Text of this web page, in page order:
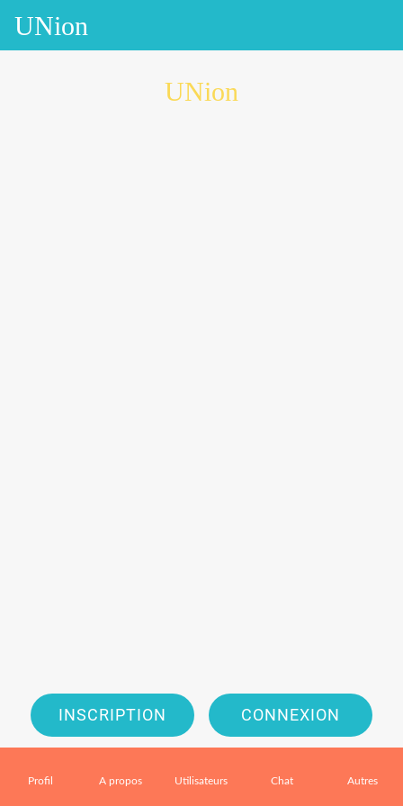
UNion
UNion
INSCRIPTION CONNEXION
générales de service
et laPolitique de confidentialité
Profil A propos Utilisateurs Chat Autres